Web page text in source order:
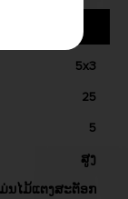
5x3
25
5
ສູງ
ນໄມ້ແຕງສະຕັອກ